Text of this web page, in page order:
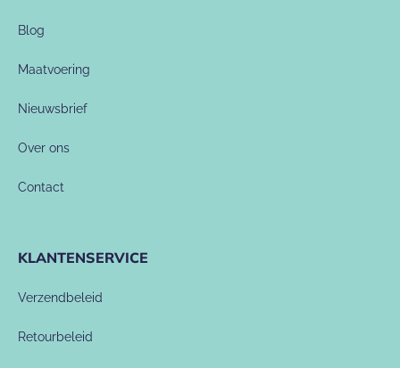
Blog
Maatvoering
Nieuwsbrief
Over ons
Contact
KLANTENSERVICE
Verzendbeleid
Retourbeleid